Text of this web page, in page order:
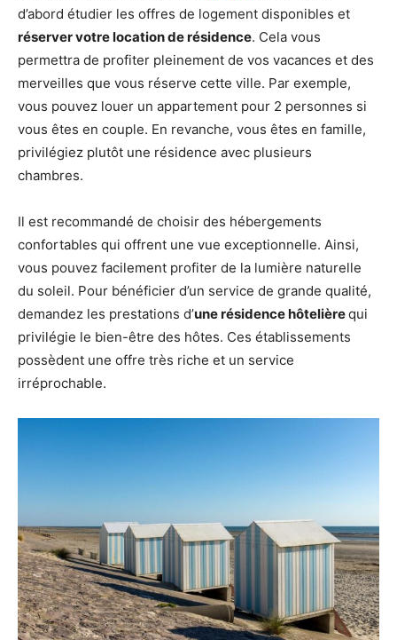
d’abord étudier les offres de logement disponibles et
réserver votre location de résidence. Cela vous
permettra de profiter pleinement de vos vacances et des
merveilles que vous réserve cette ville. Par exemple,
vous pouvez louer un appartement pour 2 personnes si
vous êtes en couple. En revanche, vous êtes en famille,
privilégiez plutôt une résidence avec plusieurs
chambres.
Il est recommandé de choisir des hébergements
confortables qui offrent une vue exceptionnelle. Ainsi,
vous pouvez facilement profiter de la lumière naturelle
du soleil. Pour bénéficier d’un service de grande qualité,
demandez les prestations d’une résidence hôtelièrequi
privilégie le bien-être des hôtes. Ces établissements
possèdent une offre très riche et un service
irréprochable.